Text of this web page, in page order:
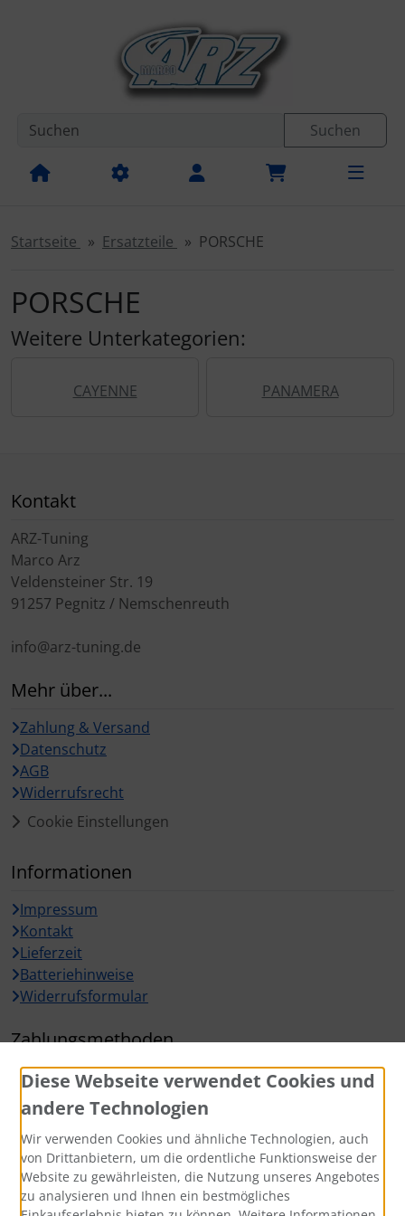
Suchen
Startseite Ersatzteile PORSCHE
PORSCHE
Weitere Unterkategorien:
CAYENNE PANAMERA
Kontakt
ARZ-Tuning
Marco Arz
Veldensteiner Str. 19
91257 Pegnitz / Nemschenreuth
info@arz-tuning.de
Mehr über...
Zahlung & Versand
Datenschutz
AGB
Widerrufsrecht
Cookie Einstellungen
Informationen
Impressum
Kontakt
Lieferzeit
Batteriehinweise
Widerrufsformular
Zahlungsmethoden
Widerrufsbutton
Diese Webseite verwendet Cookies und
andere Technologien
Wir verwenden Cookies und ähnliche Technologien, auch
von Drittanbietern, um die ordentliche Funktionsweise der
Website zu gewährleisten, die Nutzung unseres Angebotes
zu analysieren und Ihnen ein bestmögliches